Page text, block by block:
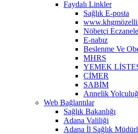
Faydalı Linkler
Sağlık E-posta
Nöbetçi
E-nabız
Beslenme Ve
MHRS
YEMEK
CİMER
SABİM
Annelik
Web Bağlantılar
Sağlık Bakanlığı
Adana Valiliği
Adana İl Sağlık